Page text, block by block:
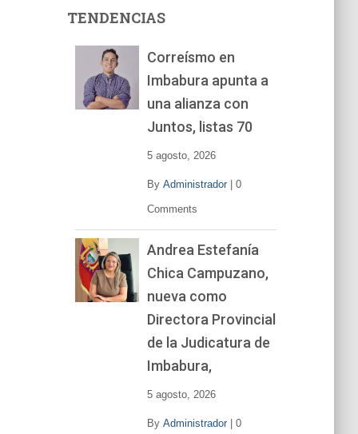
tTENDENCIAS
Correísmo en
Imbabura apunta a
una alianza con
Juntos, listas 70
5 agosto, 2026
By Administrador| 0
Comments
Andrea Estefanía
Chica Campuzano,
nueva como
Directora Provincial
de la Judicatura de
Imbabura,
5 agosto, 2026
By Administrador| 0